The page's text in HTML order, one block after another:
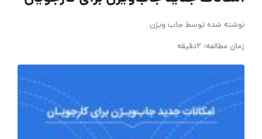
نوشته شده توسطجاب ویژن
زمان مطالعه: 2دقیقه